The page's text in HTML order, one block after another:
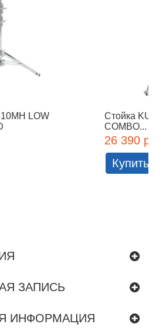
LOW
Стойка
COMBO...
26 390 руб
Купить
ЗАПИСЬ
ИНФОРМАЦИЯ